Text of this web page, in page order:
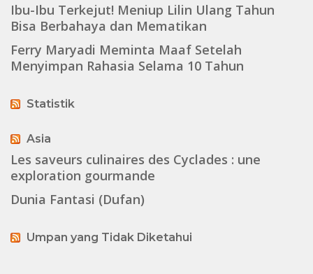
Ibu-Ibu Terkejut! Meniup Lilin Ulang Tahun
Bisa Berbahaya dan Mematikan
Ferry Maryadi Meminta Maaf Setelah
Menyimpan Rahasia Selama 10 Tahun
Statistik
Asia
Les saveurs culinaires des Cyclades : une
exploration gourmande
Dunia Fantasi (Dufan)
Umpan yang Tidak Diketahui